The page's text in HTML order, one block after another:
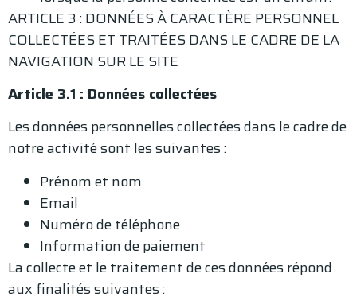
ARTICLE 3 : DONNÉES À CARACTÈRE PERSONNEL
COLLECTÉES ET TRAITÉES DANS LE CADRE DE LA
NAVIGATION SUR LE SITE
Article 3.1 : Données collectées
Les données personnelles collectées dans le cadre de
notre activité sont les suivantes :
Prénom et nom
Email
Numéro de téléphone
Information de paiement
La collecte et le traitement de ces données répond
aux finalités suivantes :